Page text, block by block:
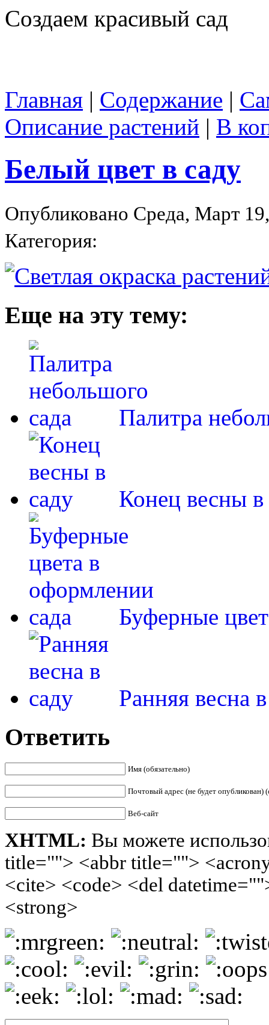
Создаем красивый сад
Главная | Содержание |
Описание растений | В
Белый цвет в саду
Опубликовано Среда, Март
Категория:
Еще на эту тему:
Палитра
Конец весны в
Буферные
Ранняя весна
Ответить
Имя (обязательно)
Почтовый адрес (не будет опубликован)
Веб-сайт
XHTML: Вы можете
title=""> <abbr title="">
<cite> <code> <del
<strong>